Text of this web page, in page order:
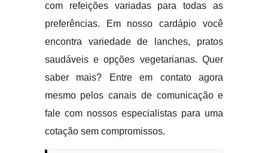
com refeições variadas para todas as
preferências. Em nosso cardápio você
encontra variedade de lanches, pratos
saudáveis e opções vegetarianas. Quer
saber mais? Entre em contato agora
mesmo pelos canais de comunicação e
fale com nossos especialistas para uma
cotação sem compromissos.